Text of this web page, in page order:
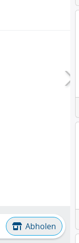
Abholen